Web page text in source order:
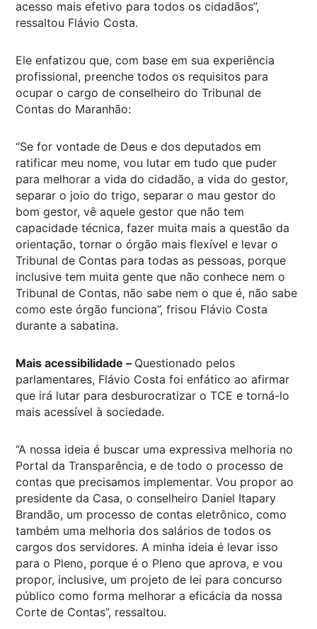
acesso mais efetivo para todos os cidadãos”,
ressaltou Flávio Costa.
Ele enfatizou que, com base em sua experiência
profissional, preenche todos os requisitos para
ocupar o cargo de conselheiro do Tribunal de
Contas do Maranhão:
“Se for vontade de Deus e dos deputados em
ratificar meu nome, vou lutar em tudo que puder
para melhorar a vida do cidadão, a vida do gestor,
separar o joio do trigo, separar o mau gestor do
bom gestor, vê aquele gestor que não tem
capacidade técnica, fazer muita mais a questão da
orientação, tornar o órgão mais flexível e levar o
Tribunal de Contas para todas as pessoas, porque
inclusive tem muita gente que não conhece nem o
Tribunal de Contas, não sabe nem o que é, não sabe
como este órgão funciona”, frisou Flávio Costa
durante a sabatina.
Mais acessibilidade – Questionado pelos
parlamentares, Flávio Costa foi enfático ao afirmar
que irá lutar para desburocratizar o TCE e torná-lo
mais acessível à sociedade.
“A nossa ideia é buscar uma expressiva melhoria no
Portal da Transparência, e de todo o processo de
contas que precisamos implementar. Vou propor ao
presidente da Casa, o conselheiro Daniel Itapary
Brandão, um processo de contas eletrônico, como
também uma melhoria dos salários de todos os
cargos dos servidores. A minha ideia é levar isso
para o Pleno, porque é o Pleno que aprova, e vou
propor, inclusive, um projeto de lei para concurso
público como forma melhorar a eficácia da nossa
Corte de Contas”, ressaltou.